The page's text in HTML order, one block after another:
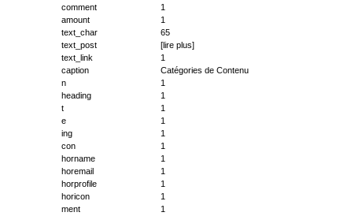
comment
1
amount
1
text_char
65
text_post
[lire plus]
text_link
1
caption
Catégories de Contenu
n
1
heading
1
t
1
e
1
ing
1
con
1
horname
1
horemail
1
horprofile
1
horicon
1
ment
1